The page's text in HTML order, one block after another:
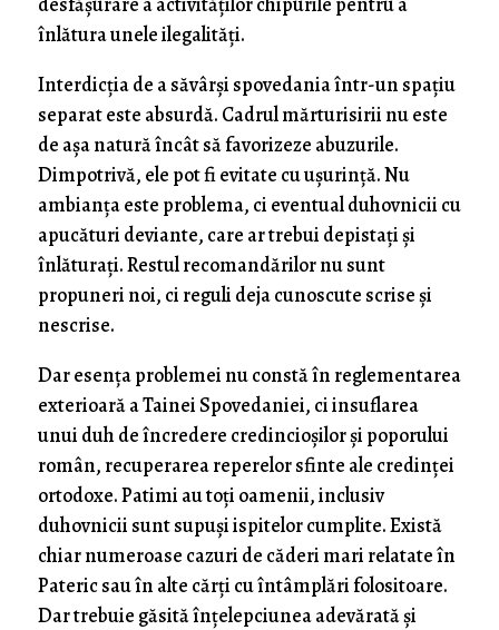
înlătura unele ilegalități.
Interdicția de a săvârși spovedania într-un spațiu
separat este absurdă. Cadrul mărturisirii nu este
de așa natură încât să favorizeze abuzurile.
Dimpotrivă, ele pot fi evitate cu ușurință. Nu
ambianța este problema, ci eventual duhovnicii cu
apucături deviante, care ar trebui depistați și
înlăturați. Restul recomandărilor nu sunt
propuneri noi, ci reguli deja cunoscute scrise și
nescrise.
Dar esența problemei nu constă în reglementarea
exterioară a Tainei Spovedaniei, ci insuflarea
unui duh de încredere credincioșilor și poporului
român, recuperarea reperelor sfinte ale credinței
ortodoxe. Patimi au toți oamenii, inclusiv
duhovnicii sunt supuși ispitelor cumplite. Există
chiar numeroase cazuri de căderi mari relatate în
Pateric sau în alte cărți cu întâmplări folositoare.
Dar trebuie găsită înțelepciunea adevărată și